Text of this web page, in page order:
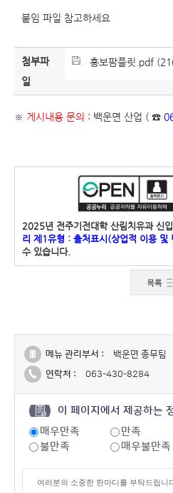
붙임 파일 참고하세요
첨부파
일
홍보팜플릿.pdf
※ 게시내용 문의 : 백운면 산업 ( ☎
2025년 전주기전대학 산림치유과 신
리 제1유형 : 출처표시(상업적 이용 및
수 있습니다.
메뉴 관리부서 :
백운면 총무팀
연락처 :
063-430-8284
이 페이지에서 제공하는
매우만족
만족
불만족
매우불만족